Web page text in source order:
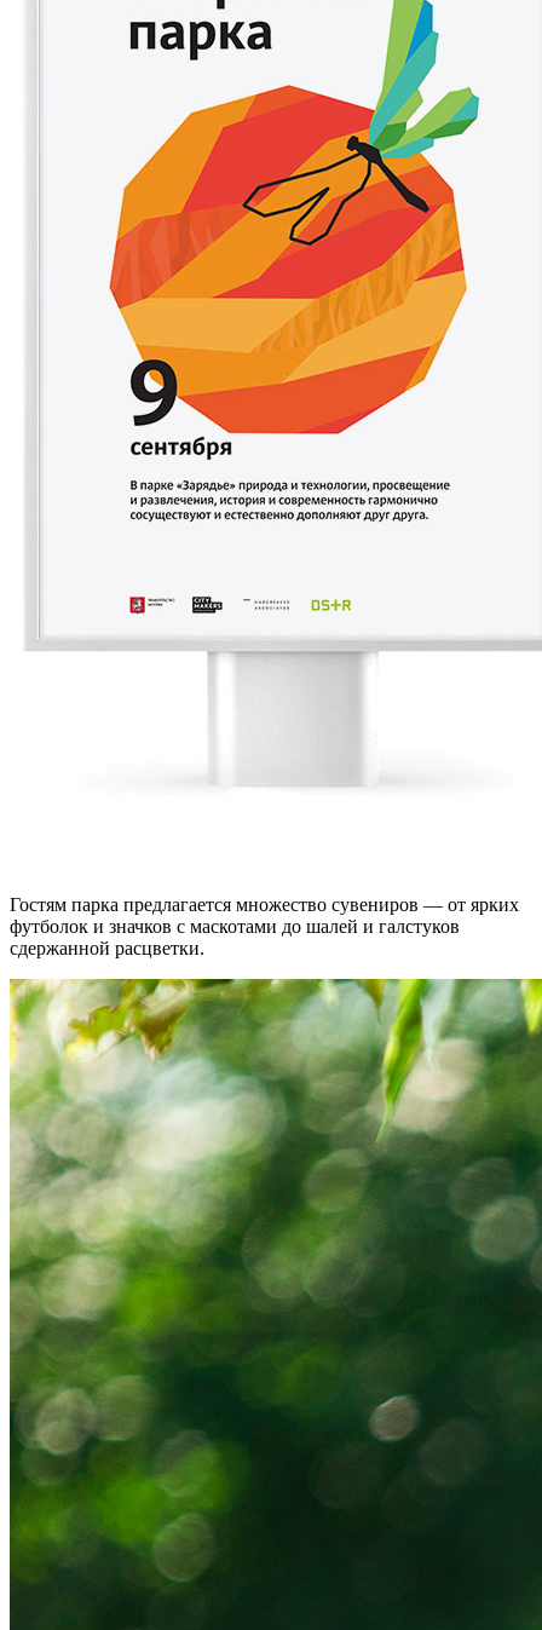
Гостям парка предлагается множество сувениров — от ярких
футболок и значков с маскотами до шалей и галстуков
сдержанной расцветки.